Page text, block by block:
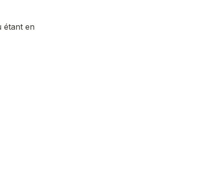
étant en